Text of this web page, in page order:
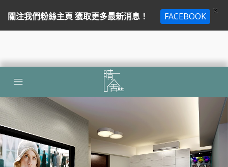
關注我們粉絲主頁 獲取更多最新消息！ FACEBOOK
X